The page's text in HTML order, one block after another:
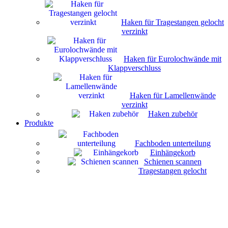
Haken für Tragestangen gelocht
verzinkt
Haken für Eurolochwände mit
Klappverschluss
Haken für Lamellenwände
verzinkt
Haken zubehör
Produkte
Fachboden unterteilung
Einhängekorb
Schienen scannen
Tragestangen gelocht